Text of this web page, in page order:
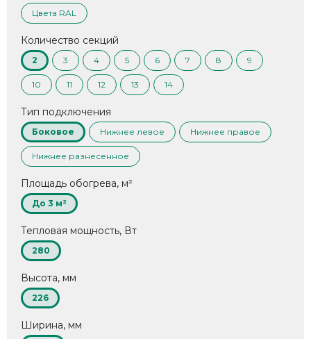
Цвета RAL
Количество секций
2 3 4 5 6 7 8 9
10 11 12 13 14
Тип подключения
Боковое Нижнее левое Нижнее правое
Нижнее разнесенное
Площадь обогрева, м²
До 3 м²
Тепловая мощность, Вт
280
Высота, мм
226
Ширина, мм